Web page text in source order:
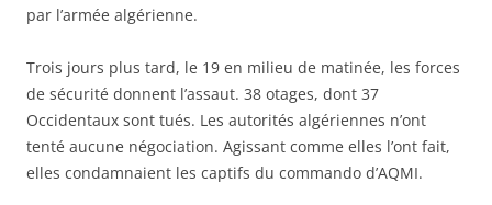
par l’armée algérienne.
Trois jours plus tard, le 19 en milieu de matinée, les forces
de sécurité donnent l’assaut. 38 otages, dont 37
Occidentaux sont tués. Les autorités algériennes n’ont
tenté aucune négociation. Agissant comme elles l’ont fait,
elles condamnaient les captifs du commando d’AQMI.